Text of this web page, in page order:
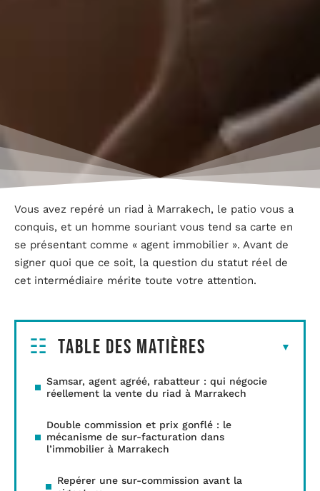
Vous avez repéré un riad à Marrakech, le patio vous a
conquis, et un homme souriant vous tend sa carte en
se présentant comme « agent immobilier ». Avant de
signer quoi que ce soit, la question du statut réel de
cet intermédiaire mérite toute votre attention.
Table des matières
Samsar, agent agréé, rabatteur : qui négocie
réellement la vente du riad à Marrakech
Double commission et prix gonflé : le
mécanisme de sur-facturation dans
l’immobilier à Marrakech
Repérer une sur-commission avant la